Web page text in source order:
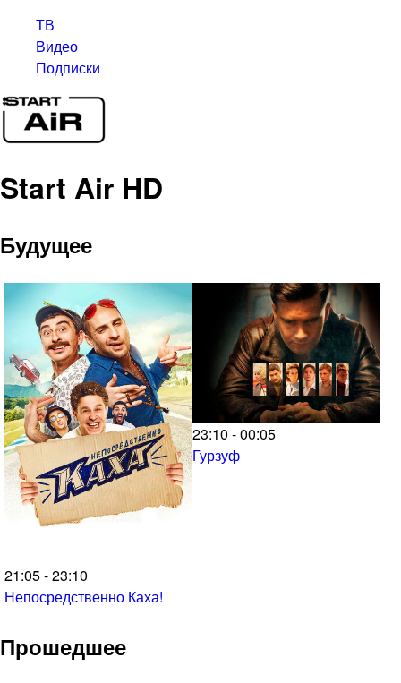
ТВ
Видео
Подписки
Start Air HD
Будущее
21:05 - 23:10
Непосредственно Каха!
23:10 - 00:05
Гурзуф
Прошедшее